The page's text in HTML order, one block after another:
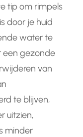
tip om rimpels
door je huid
water te
een gezonde
van
te blijven,
uitzien,
minder